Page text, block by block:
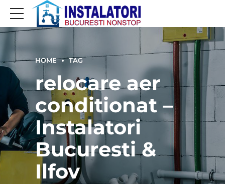
HOME TAG
relocare aer
conditionat –
Instalatori
Bucuresti &
Ilfov